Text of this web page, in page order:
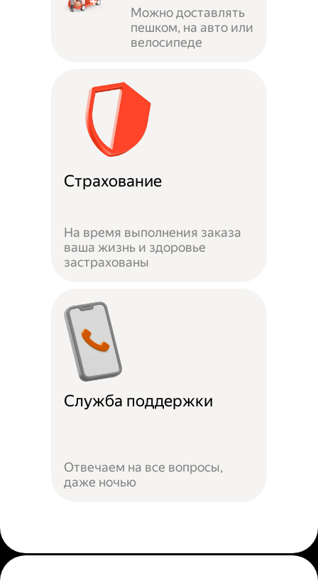
Можно доставлять
пешком, на авто или
велосипеде
Страхование
На время выполнения заказа
ваша жизнь и здоровье
застрахованы
Служба поддержки
Отвечаем на все вопросы,
даже ночью